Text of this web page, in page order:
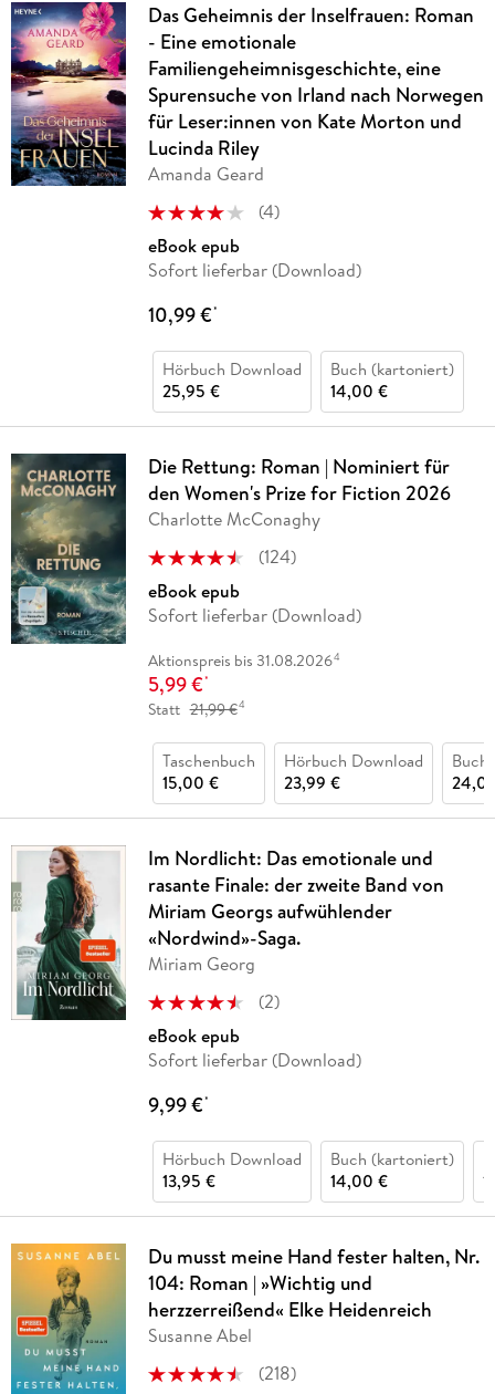
Das Geheimnis der Inselfrauen: Roman
- Eine emotionale
Familiengeheimnisgeschichte, eine
Spurensuche von Irland nach Norwegen
für Leser:innen von Kate Morton und
Lucinda Riley
Amanda Geard
(4)
eBook epub
Sofort lieferbar (Download)
10,99 €*
Hörbuch Download
25,95 €
Buch (kartoniert)
14,00 €
Die Rettung: Roman | Nominiert für
den Women's Prize for Fiction 2026
Charlotte McConaghy
(124)
eBook epub
Sofort lieferbar (Download)
Aktionspreis bis 31.08.20264
5,99 €*
Statt 21,99 €4
Taschenbuch
15,00 €
Hörbuch Download
23,99 €
Buch
Im Nordlicht: Das emotionale und
rasante Finale: der zweite Band von
Miriam Georgs aufwühlender
«Nordwind»-Saga.
Miriam Georg
(2)
eBook epub
Sofort lieferbar (Download)
9,99 €*
Hörbuch Download
13,95 €
Buch (kartoniert)
14,00 €
Du musst meine Hand fester halten, Nr.
104: Roman | »Wichtig und
herzzerreißend« Elke Heidenreich
Susanne Abel
(218)